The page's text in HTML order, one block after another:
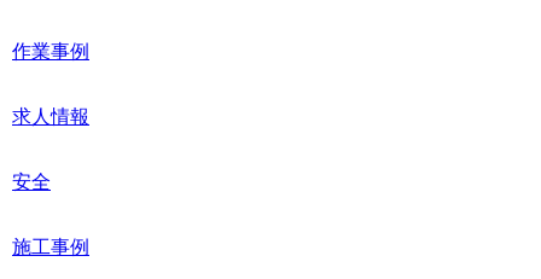
作業事例
求人情報
安全
施工事例